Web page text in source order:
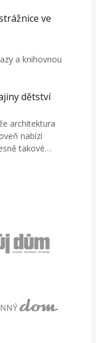
ve
a knihovnou
dětství
architektura
nabízí
takové…